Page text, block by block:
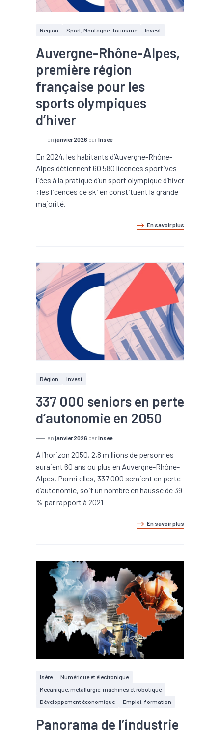
Région Sport, Montagne, Tourisme Invest
Auvergne-Rhône-Alpes,
première région
française pour les
sports olympiques
d’hiver
en janvier 2026 par Insee
En 2024, les habitants d’Auvergne-Rhône-
Alpes détiennent 60 580 licences sportives
liées à la pratique d’un sport olympique d’hiver
; les licences de ski en constituent la grande
majorité.
En savoir plus
Région Invest
337 000 seniors en perte
d’autonomie en 2050
en janvier 2026 par Insee
À l’horizon 2050, 2,8 millions de personnes
auraient 60 ans ou plus en Auvergne-Rhône-
Alpes. Parmi elles, 337 000 seraient en perte
d’autonomie, soit un nombre en hausse de 39
% par rapport à 2021
En savoir plus
Isère
Numérique et électronique
Mécanique, métallurgie, machines et robotique
Développement économique
Emploi, formation
Panorama de l’industrie